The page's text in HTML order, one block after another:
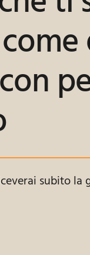
subito la